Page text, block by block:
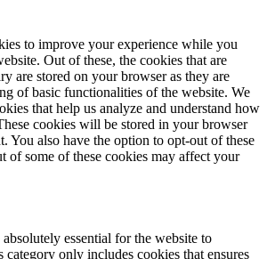
to improve your experience while you
Out of these, the cookies that are
are stored on your browser as they are
of basic functionalities of the website. We
that help us analyze and understand how
cookies will be stored in your browser
You also have the option to opt-out of these
of some of these cookies may affect your
essential for the website to
only includes cookies that ensures